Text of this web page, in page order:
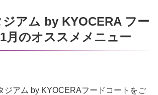
アム by KYOCERA フー
月のオススメメニュー
ジアム by KYOCERAフードコートをご